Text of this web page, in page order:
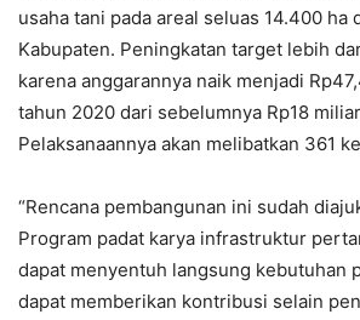
usaha tani pada areal seluas 14.400 ha
Kabupaten. Peningkatan target lebih
karena anggarannya naik menjadi
tahun 2020 dari sebelumnya Rp18
Pelaksanaannya akan melibatkan 361
“Rencana pembangunan ini sudah
Program padat karya infrastruktur
dapat menyentuh langsung kebutuhan
dapat memberikan kontribusi selain